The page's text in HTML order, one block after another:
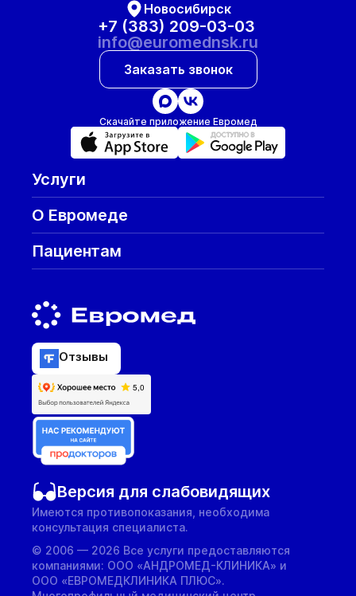
Новосибирск
+7 (383) 209-03-03
info@euromednsk.ru
Заказать звонок
Скачайте приложение Евромед
Услуги
О Евромеде
Пациентам
Отзывы
Версия для слабовидящих
Имеются противопоказания, необходима
консультация специалиста.
© 2006 — 2026 Все услуги предоставляются
компаниями: ООО «АНДРОМЕД-КЛИНИКА» и
ООО «ЕВРОМЕДКЛИНИКА ПЛЮС».